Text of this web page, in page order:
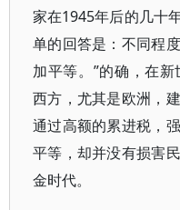
家在1945年后的几十
单的回答是：不同程
加平等。”的确，在
西方，尤其是欧洲，
通过高额的累进税，
平等，却并没有损害
金时代。